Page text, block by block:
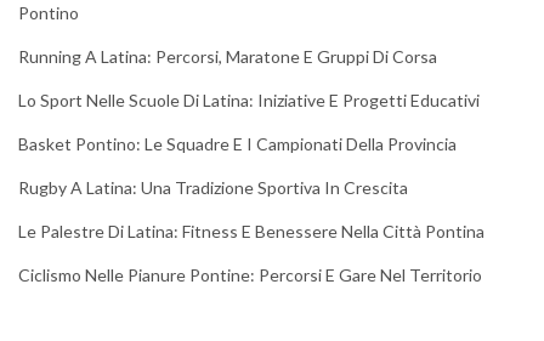
Pontino
Running A Latina: Percorsi, Maratone E Gruppi Di Corsa
Lo Sport Nelle Scuole Di Latina: Iniziative E Progetti Educativi
Basket Pontino: Le Squadre E I Campionati Della Provincia
Rugby A Latina: Una Tradizione Sportiva In Crescita
Le Palestre Di Latina: Fitness E Benessere Nella Città Pontina
Ciclismo Nelle Pianure Pontine: Percorsi E Gare Nel Territorio